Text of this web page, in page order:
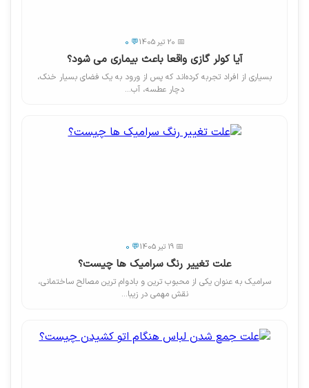
📅 20 تیر 1405 💬 0
آیا کولر گازی واقعا باعث بیماری می شود؟
بسیاری از افراد تجربه کرده‌اند که پس از ورود به یک فضای بسیار خنک،
دچار عطسه، آب...
📅 19 تیر 1405 💬 0
علت تغییر رنگ سرامیک ها چیست؟
سرامیک به عنوان یکی از محبوب ترین و بادوام ترین مصالح ساختمانی،
نقش مهمی در زیبا...